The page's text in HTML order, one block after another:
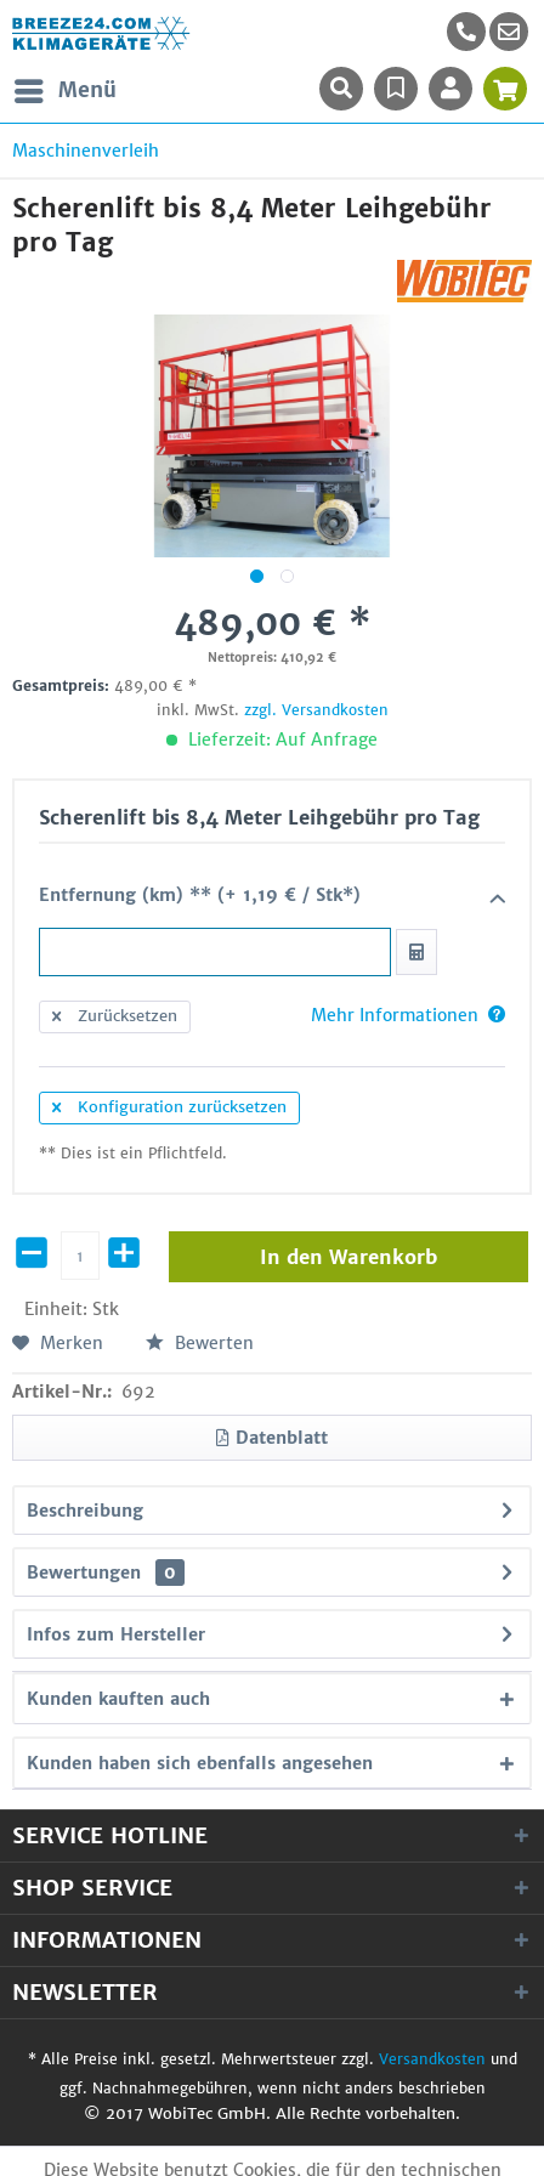
Menü
Maschinenverleih
Scherenlift bis 8,4 Meter Leihgebühr
pro Tag
489,00 € *
Nettopreis: 410,92 €
Gesamtpreis: 489,00 € *
inkl. MwSt. zzgl. Versandkosten
Lieferzeit: Auf Anfrage
Scherenlift bis 8,4 Meter Leihgebühr pro Tag
Entfernung (km) ** (+ 1,19 € / Stk*)
Zurücksetzen Mehr Informationen
Konfiguration zurücksetzen
** Dies ist ein Pflichtfeld.
Einheit: Stk
In den Warenkorb
Merken Bewerten
Artikel-Nr.: 692
Datenblatt
Beschreibung
Bewertungen 0
Infos zum Hersteller
Kunden kauften auch
Kunden haben sich ebenfalls angesehen
SERVICE HOTLINE
SHOP SERVICE
INFORMATIONEN
NEWSLETTER
* Alle Preise inkl. gesetzl. Mehrwertsteuer zzgl. Versandkosten und
ggf. Nachnahmegebühren, wenn nicht anders beschrieben
© 2017 WobiTec GmbH. Alle Rechte vorbehalten.
Diese Website benutzt Cookies, die für den technischen